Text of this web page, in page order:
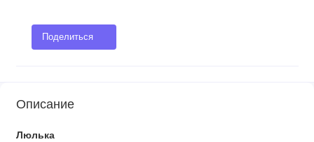
Поделиться
Описание
Люлька